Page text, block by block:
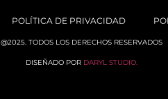
POLÍTICA DE PRIVACIDAD
@2025. TODOS LOS DERECHOS RESERVADOS
DISEÑADO POR DARYL STUDIO.